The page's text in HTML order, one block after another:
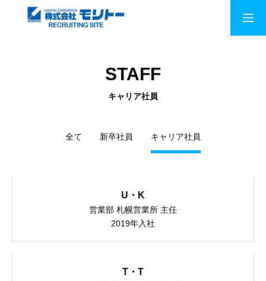
STAFF
キャリア社員
全て 新卒社員 キャリア社員
U・K
営業部 札幌営業所 主任
2019年入社
T・T